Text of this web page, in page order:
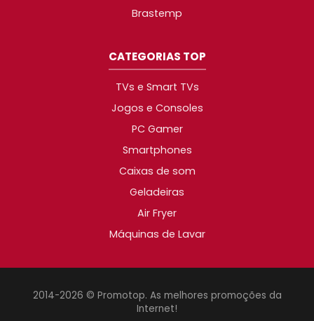
Brastemp
CATEGORIAS TOP
TVs e Smart TVs
Jogos e Consoles
PC Gamer
Smartphones
Caixas de som
Geladeiras
Air Fryer
Máquinas de Lavar
2014-2026 © Promotop. As melhores promoções da
Internet!